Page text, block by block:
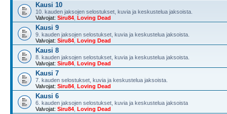
Kausi 10
10. kauden jaksojen selostukset, kuvia ja keskustelua jaksoista.
Valvojat: Siru84 Loving Dead
Kausi 9
9. kauden jaksojen selostukset, kuvia ja keskustelua jaksoista.
Valvojat: Siru84 Loving Dead
Kausi 8
8. kauden jaksojen selostukset, kuvia ja keskustelua jaksoista.
Valvojat: Siru84 Loving Dead
Kausi 7
7. kauden selostukset, kuvia ja keskustelua jaksoista.
Valvojat: Siru84 Loving Dead
Kausi 6
6. kauden jaksojen selostukset, kuvia ja keskustelua jaksoista
Valvojat: Siru84 Loving Dead